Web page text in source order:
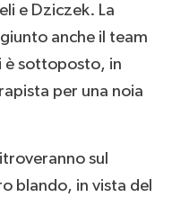
e Dziczek. La
anche il team
è sottoposto, in
per una noia
sul
blando, in vista del